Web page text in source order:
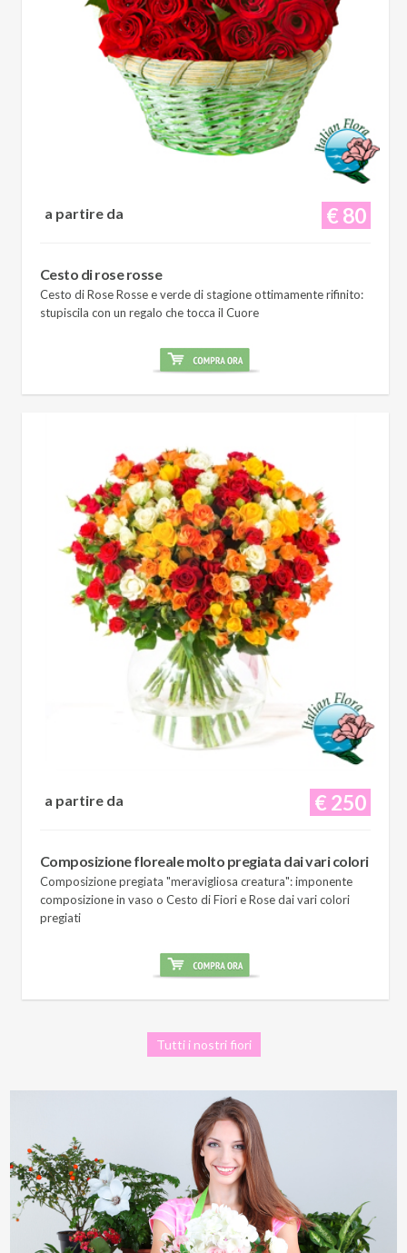
€ 80
a partire da
Cesto di rose rosse
Cesto di Rose Rosse e verde di stagione ottimamente rifinito:
stupiscila con un regalo che tocca il Cuore
€ 250
a partire da
Composizione floreale molto pregiata dai vari colori
Composizione pregiata "meravigliosa creatura": imponente
composizione in vaso o Cesto di Fiori e Rose dai vari colori
pregiati
Tutti i nostri fiori